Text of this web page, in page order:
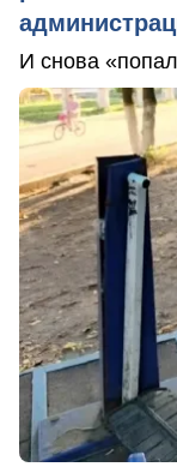
И снова